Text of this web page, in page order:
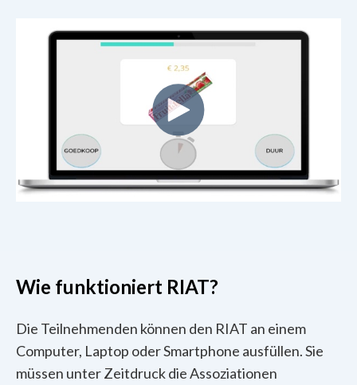
Wie funktioniert RIAT?
Die Teilnehmenden können den RIAT an einem
Computer, Laptop oder Smartphone ausfüllen. Sie
müssen unter Zeitdruck die Assoziationen